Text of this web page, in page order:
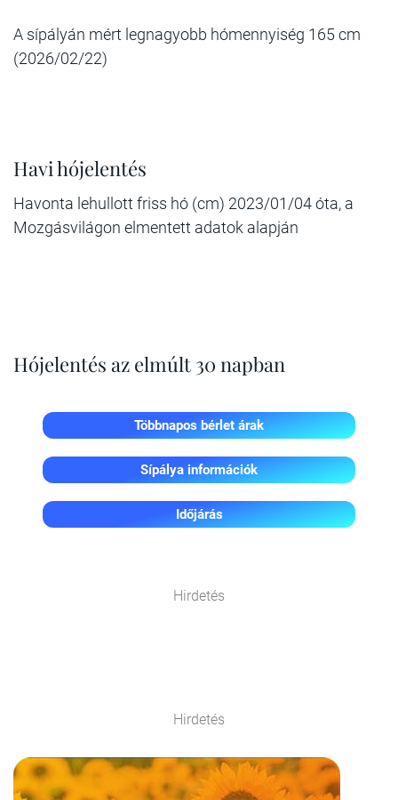
A sípályán mért legnagyobb hómennyiség 165 cm
(2026/02/22)
Havi hójelentés
Havonta lehullott friss hó (cm) 2023/01/04 óta, a
Mozgásvilágon elmentett adatok alapján
Hójelentés az elmúlt 30 napban
Többnapos bérlet árak
Sípálya információk
Időjárás
Hirdetés
Hirdetés